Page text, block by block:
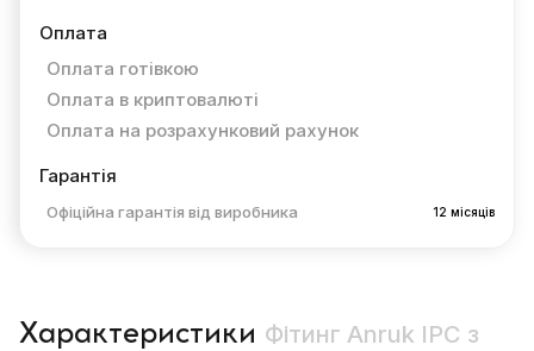
Оплата
Оплата готівкою
Оплата в криптовалюті
Оплата на розрахунковий рахунок
Гарантія
Офіційна гарантія від виробника 12 місяців
Характеристики Фітинг Anruk IPC з